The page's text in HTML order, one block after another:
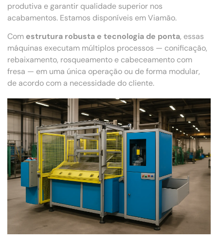
produtiva e garantir qualidade superior nos
acabamentos. Estamos disponíveis em Viamão.
Com estrutura robusta e tecnologia de ponta, essas
máquinas executam múltiplos processos — conificação,
rebaixamento, rosqueamento e cabeceamento com
fresa — em uma única operação ou de forma modular,
de acordo com a necessidade do cliente.